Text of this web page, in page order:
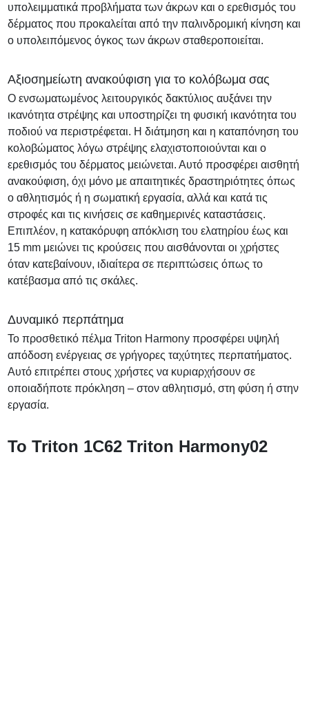
υπολειμματικά προβλήματα των άκρων και ο ερεθισμός του
δέρματος που προκαλείται από την παλινδρομική κίνηση και
ο υπολειπόμενος όγκος των άκρων σταθεροποιείται.
Αξιοσημείωτη ανακούφιση για το κολόβωμα σας
Ο ενσωματωμένος λειτουργικός δακτύλιος αυξάνει την
ικανότητα στρέψης και υποστηρίζει τη φυσική ικανότητα του
ποδιού να περιστρέφεται. Η διάτμηση και η καταπόνηση του
κολοβώματος λόγω στρέψης ελαχιστοποιούνται και ο
ερεθισμός του δέρματος μειώνεται. Αυτό προσφέρει αισθητή
ανακούφιση, όχι μόνο με απαιτητικές δραστηριότητες όπως
ο αθλητισμός ή η σωματική εργασία, αλλά και κατά τις
στροφές και τις κινήσεις σε καθημερινές καταστάσεις.
Επιπλέον, η κατακόρυφη απόκλιση του ελατηρίου έως και
15 mm μειώνει τις κρούσεις που αισθάνονται οι χρήστες
όταν κατεβαίνουν, ιδιαίτερα σε περιπτώσεις όπως το
κατέβασμα από τις σκάλες.
Δυναμικό περπάτημα
Το προσθετικό πέλμα Triton Harmony προσφέρει υψηλή
απόδοση ενέργειας σε γρήγορες ταχύτητες περπατήματος.
Αυτό επιτρέπει στους χρήστες να κυριαρχήσουν σε
οποιαδήποτε πρόκληση – στον αθλητισμό, στη φύση ή στην
εργασία.
Το Triton 1C62 Triton Harmony02